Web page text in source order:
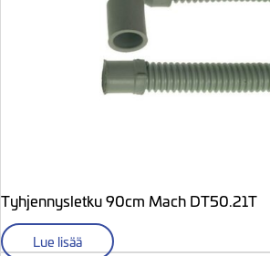
Tyhjennysletku 90cm Mach DT50.21T
Lue lisää